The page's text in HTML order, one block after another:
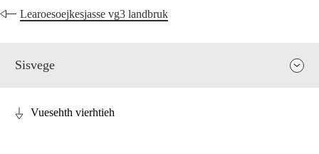
Learoesoejkesjasse vg3 landbruk
Sisvege
Vuesehth vierhtieh